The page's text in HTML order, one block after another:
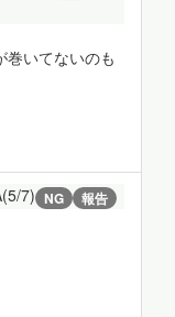
巻いてないのも
7) NG 報告